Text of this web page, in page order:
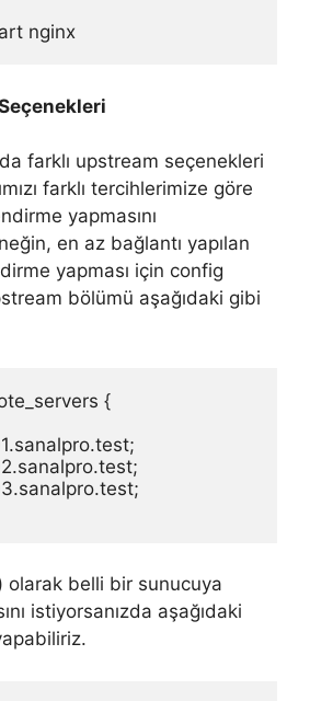
nginx
farklı upstream seçenekleri
farklı tercihlerimize göre
yapmasını
en az bağlantı yapılan
yapması için config
bölümü aşağıdaki gibi
{
) olarak belli bir sunucuya
istiyorsanızda aşağıdaki